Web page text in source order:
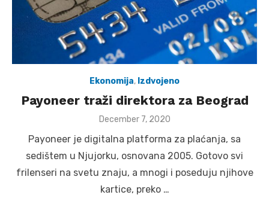
Ekonomija, Izdvojeno
Payoneer traži direktora za Beograd
Posted
December 7, 2020
Payoneer je digitalna platforma za plaćanja, sa
sedištem u Njujorku, osnovana 2005. Gotovo svi
frilenseri na svetu znaju, a mnogi i poseduju njihove
kartice, preko …